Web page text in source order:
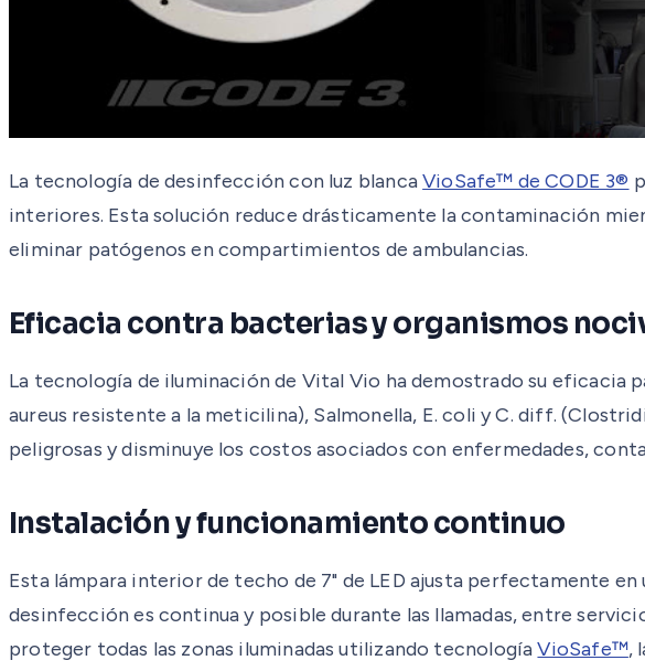
La tecnología de desinfección con luz blancaVioSafe™ de CODE 3®
interiores. Esta solución reduce drásticamente la contaminación
eliminar patógenos en compartimientos de ambulancias.
Eficacia contra bacterias y organismos
La tecnología de iluminación de Vital Vio ha demostrado su eficacia
aureus resistente a la meticilina), Salmonella, E. coli y C. diff.
peligrosas y disminuye los costos asociados con enfermedades,
Instalación y funcionamiento continuo
Esta lámpara interior de techo de 7" de LED ajusta perfectamente
desinfección es continua y posible durante las llamadas, entre
proteger todas las zonas iluminadas utilizando tecnologíaVioSafe™,